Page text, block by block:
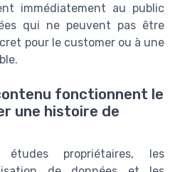
immédiatement au public
qui ne peuvent pas être
pour le customer ou à une
fonctionnent le
une histoire de
propriétaires, les